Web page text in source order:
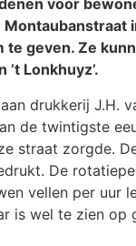
voor
te geven. Ze
’t Lonkhuyz’.
drukkerij J.H.
de twintigste
straat zorgde.
De
vellen per uur
is wel te zien op